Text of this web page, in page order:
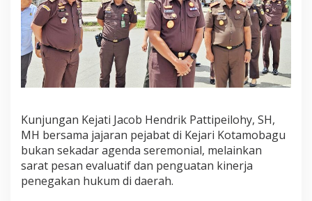
m
Kunjungan Kejati Jacob Hendrik Pattipeilohy, SH,
MH bersama jajaran pejabat di Kejari Kotamobagu
bukan sekadar agenda seremonial, melainkan
sarat pesan evaluatif dan penguatan kinerja
penegakan hukum di daerah.